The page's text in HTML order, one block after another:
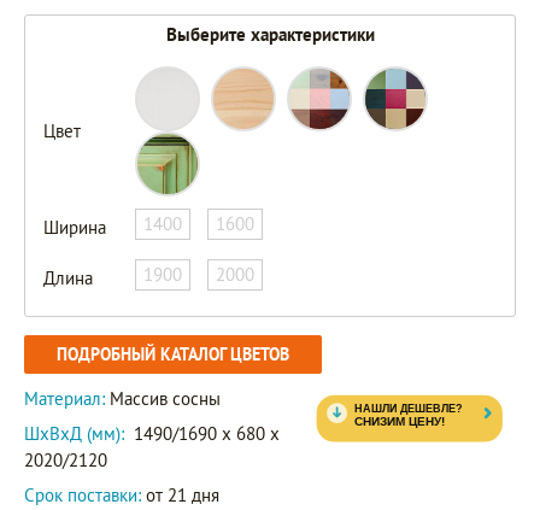
Выберите характеристики
Цвет
Ширина 1400 1600
Длина 1900 2000
ПОДРОБНЫЙ КАТАЛОГ ЦВЕТОВ
Материал: Массив сосны
ШxВxД (мм): 1490/1690 x 680 x
2020/2120
Срок поставки: от 21 дня